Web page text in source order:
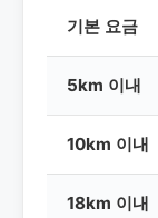
기본 요금
5km 이내
10km 이내
18km 이내